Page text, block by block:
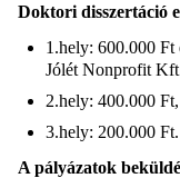
Doktori disszertáció
1.hely: 600.000 Ft
Jólét Nonprofit
2.hely: 400.000 Ft,
3.hely: 200.000 Ft.
A pályázatok